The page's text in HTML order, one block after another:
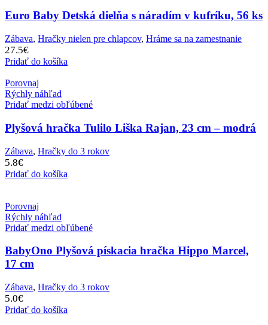
Euro Baby Detská dielňa s náradím v kufríku, 56 ks
Zábava, Hračky nielen pre chlapcov, Hráme sa na zamestnanie
27.5€
Pridať do košíka
Porovnaj
Rýchly náhľad
Pridať medzi obľúbené
Plyšová hračka Tulilo Liška Rajan, 23 cm – modrá
Zábava, Hračky do 3 rokov
5.8€
Pridať do košíka
Porovnaj
Rýchly náhľad
Pridať medzi obľúbené
BabyOno Plyšová pískacia hračka Hippo Marcel,
17 cm
Zábava, Hračky do 3 rokov
5.0€
Pridať do košíka